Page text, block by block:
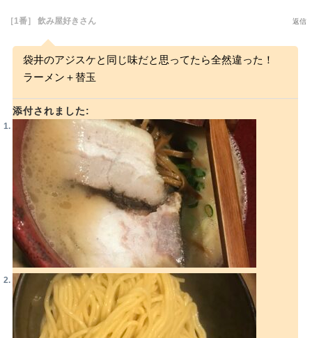
［1番］ 飲み屋好きさん 返信
袋井のアジスケと同じ味だと思ってたら全然違った！
ラーメン＋替玉
添付されました: